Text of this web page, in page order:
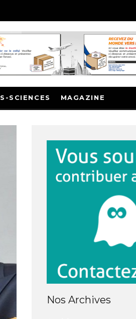
SCIENCES MAGAZINE
Nos Archives